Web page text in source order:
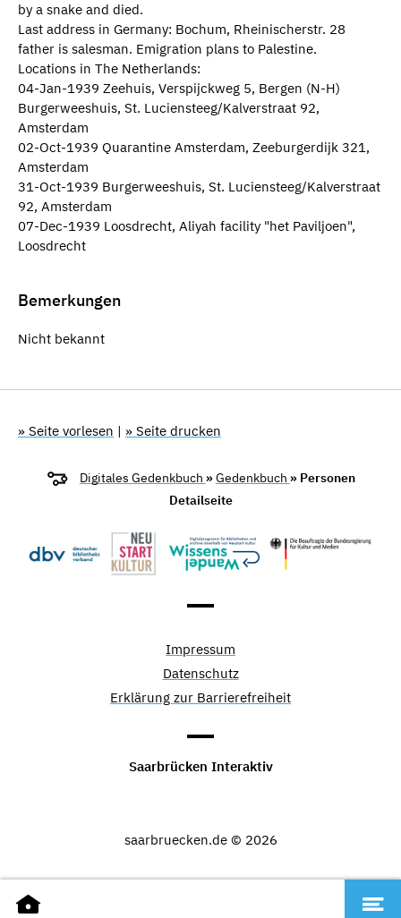
by a snake and died.
Last address in Germany: Bochum, Rheinischerstr. 28
father is salesman. Emigration plans to Palestine.
Locations in The Netherlands:
04-Jan-1939 Zeehuis, Verspijckweg 5, Bergen (N-H)
Burgerweeshuis, St. Luciensteeg/Kalverstraat 92,
Amsterdam
02-Oct-1939 Quarantine Amsterdam, Zeeburgerdijk 321,
Amsterdam
31-Oct-1939 Burgerweeshuis, St. Luciensteeg/Kalverstraat
92, Amsterdam
07-Dec-1939 Loosdrecht, Aliyah facility "het Paviljoen",
Loosdrecht
Bemerkungen
Nicht bekannt
» Seite vorlesen | » Seite drucken
Digitales Gedenkbuch »Gedenkbuch » Personen
Detailseite
Impressum
Datenschutz
Erklärung zur Barrierefreiheit
Saarbrücken Interaktiv
saarbruecken.de © 2026